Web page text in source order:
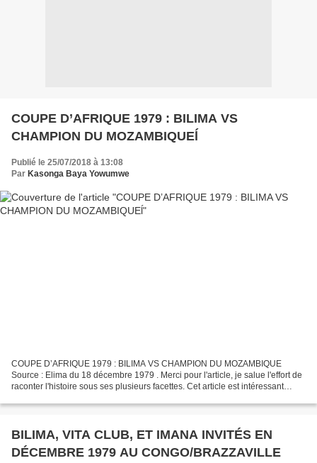
COUPE D’AFRIQUE 1979 : BILIMA VS
CHAMPION DU MOZAMBIQUEĺ
Publié le 25/07/2018 à 13:08
Par Kasonga Baya Yowumwe
COUPE D’AFRIQUE 1979 : BILIMA VS CHAMPION DU MOZAMBIQUE
Source : Elima du 18 décembre 1979 . Merci pour l'article, je salue l'effort de
raconter l'histoire sous ses plusieurs facettes. Cet article est intéressant
BILIMA, VITA CLUB, ET IMANA INVITÉS EN
DÉCEMBRE 1979 AU CONGO/BRAZZAVILLE